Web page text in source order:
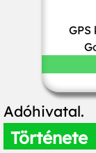
Adóhivatal.
Története